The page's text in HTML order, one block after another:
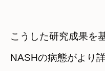
こうした研究成果を
NASHの病態がより